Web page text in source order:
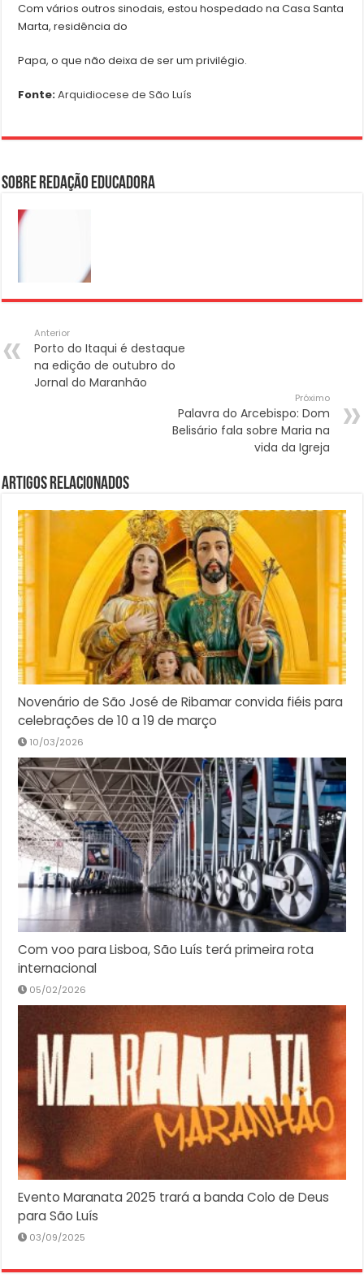
Com vários outros sinodais, estou hospedado na Casa Santa
Marta, residência do
Papa, o que não deixa de ser um privilégio.
Fonte:Arquidiocese de São Luís
Sobre Redação Educadora
Anterior
Porto do Itaqui é destaque
na edição de outubro do
Jornal do Maranhão
Próximo
Palavra do Arcebispo: Dom
Belisário fala sobre Maria na
vida da Igreja
Artigos Relacionados
Novenário de São José de Ribamar convida fiéis para
celebrações de 10 a 19 de março
10/03/2026
Com voo para Lisboa, São Luís terá primeira rota
internacional
05/02/2026
Evento Maranata 2025 trará a banda Colo de Deus
para São Luís
03/09/2025